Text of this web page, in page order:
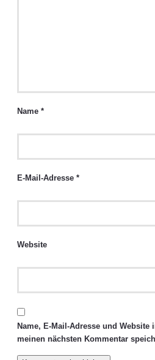
Name *
E-Mail-Adresse *
Website
Name, E-Mail-Adresse und Website
meinen nächsten Kommentar